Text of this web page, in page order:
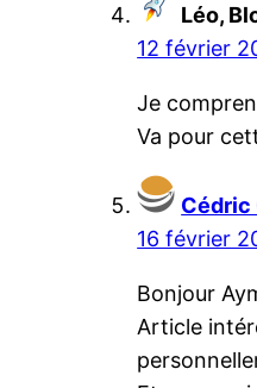
Léo,
12 février
Je
Va pour
Cédric
16 février
Bonjour
Article